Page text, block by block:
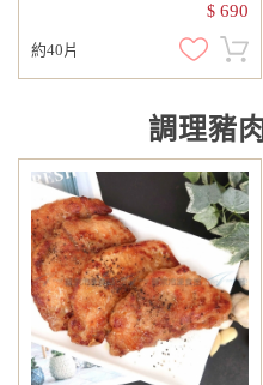
$ 690
約40片
調理豬肉